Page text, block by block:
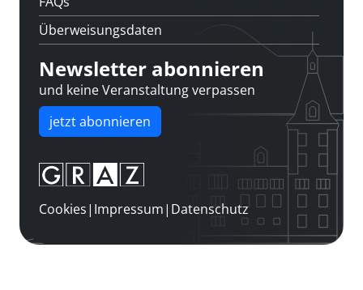
Überweisungsdaten
Newsletter abonnieren
und keine Veranstaltung verpassen
jetzt abonnieren
Cookies| Impressum| Datenschutz